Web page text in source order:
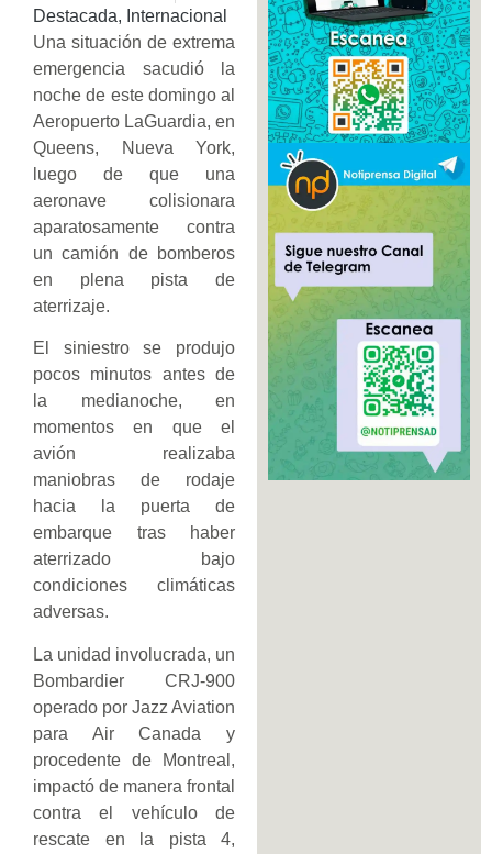
Destacada, Internacional
Una situación de extrema
emergencia sacudió la
noche de este domingo al
Aeropuerto LaGuardia, en
Queens, Nueva York,
luego de que una
aeronave colisionara
aparatosamente contra
un camión de bomberos
en plena pista de
aterrizaje.
El siniestro se produjo
pocos minutos antes de
la medianoche, en
momentos en que el
avión realizaba
maniobras de rodaje
hacia la puerta de
embarque tras haber
aterrizado bajo
condiciones climáticas
adversas.
La unidad involucrada, un
Bombardier CRJ-900
operado por Jazz Aviation
para Air Canada y
procedente de Montreal,
impactó de manera frontal
contra el vehículo de
rescate en la pista 4,